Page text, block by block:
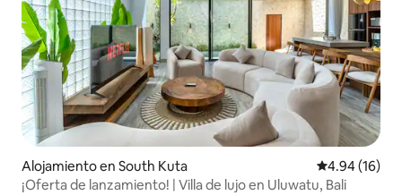
Alojamiento en South Kuta Calificación
4.94 (16)
¡Oferta de lanzamiento! | Villa de lujo en Uluwatu, Bali